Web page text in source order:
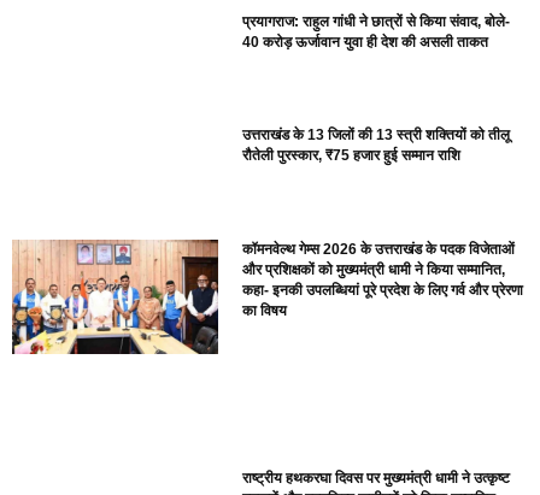
प्रयागराज: राहुल गांधी ने छात्रों से किया संवाद, बोले-
40 करोड़ ऊर्जावान युवा ही देश की असली ताकत
उत्तराखंड के 13 जिलों की 13 स्त्री शक्तियों को तीलू
रौतेली पुरस्कार, ₹75 हजार हुई सम्मान राशि
कॉमनवेल्थ गेम्स 2026 के उत्तराखंड के पदक विजेताओं
और प्रशिक्षकों को मुख्यमंत्री धामी ने किया सम्मानित,
कहा- इनकी उपलब्धियां पूरे प्रदेश के लिए गर्व और प्रेरणा
का विषय
राष्ट्रीय हथकरघा दिवस पर मुख्यमंत्री धामी ने उत्कृष्ट